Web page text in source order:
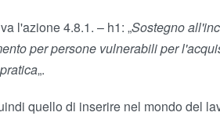
l'azione 4.8.1. – h1: „Sostegno
per persone vulnerabili per
„.
quello di inserire nel mondo del